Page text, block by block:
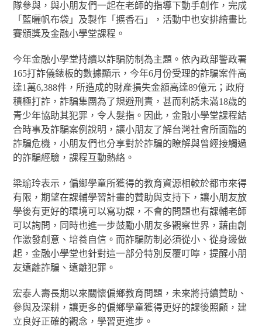
隊參與，與小朋友們一起在老師的指導下動手創作，完成
「藍曬帆布袋」及製作「擴香石」，活動中也安排繪畫比
賽頒獎及金融小學堂課程。
今年金融小學堂持續以詐騙防制為主題。依內政部警政署
165打詐儀錶板的數據顯示，今年6月份受理的詐騙案件高
達1萬6,388件，所造成的財產損失金額高達89億元；政府
積極打詐，詐騙集團為了規避刑責，甚而利誘未滿18歲的
青少年協助其犯罪，令人髮指。因此，金融小學堂課程結
合時事及詐騙案例說明，讓小朋友了解台灣社會所面臨的
詐騙危機，小朋友們也分享對於詐騙的瞭解與曾經接觸過
的詐騙經驗，課程互動熱絡。
梁瑜玲表示，偏鄉學童所獲得的教育資源相較於都市來得
有限，期望在課輔學習計畫的贊助與支持下，讓小朋友放
學後有更好的環境可以寫功課，不會的問題也有課輔老師
可以詢問，同時也進一步鼓勵小朋友多觀察世界，藉由創
作激發創意、培養自信。而詐騙防制必須從小、從身邊做
起，金融小學堂也針對這一部分特別反覆叮嚀，提醒小朋
友遠離詐騙、遠離犯罪。
宏泰人壽長期以來關懷偏鄉教育問題，未來將持續贊助、
參與及深耕，讓更多的偏鄉學童獲得更好的課後照顧，建
立良好正確的觀念，學習更進步。